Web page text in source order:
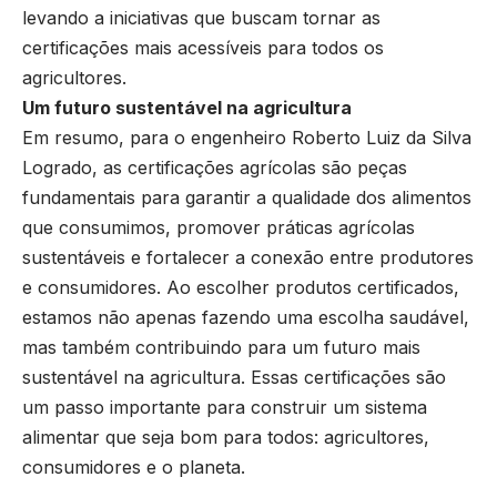
levando a iniciativas que buscam tornar as
certificações mais acessíveis para todos os
agricultores.
Um futuro sustentável na agricultura
Em resumo, para o engenheiro Roberto Luiz da Silva
Logrado, as certificações agrícolas são peças
fundamentais para garantir a qualidade dos alimentos
que consumimos, promover práticas agrícolas
sustentáveis e fortalecer a conexão entre produtores
e consumidores. Ao escolher produtos certificados,
estamos não apenas fazendo uma escolha saudável,
mas também contribuindo para um futuro mais
sustentável na agricultura. Essas certificações são
um passo importante para construir um sistema
alimentar que seja bom para todos: agricultores,
consumidores e o planeta.